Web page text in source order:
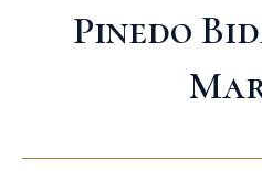
Pinedo